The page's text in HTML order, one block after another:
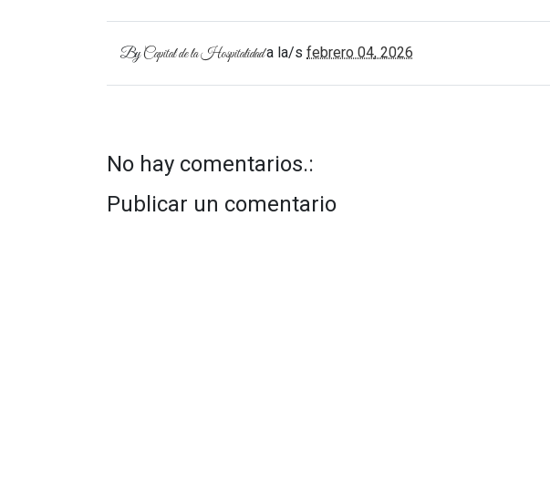
ByCapital de la Hospitalidada la/s febrero 04, 2026
No hay comentarios.:
Publicar un comentario